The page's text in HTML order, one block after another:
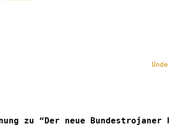
zu “Der neue